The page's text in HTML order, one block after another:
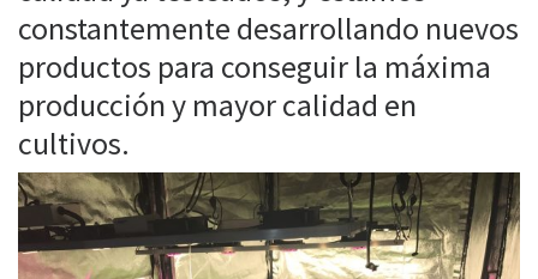
constantemente desarrollando nuevos
productos para conseguir la máxima
producción y mayor calidad en
cultivos.